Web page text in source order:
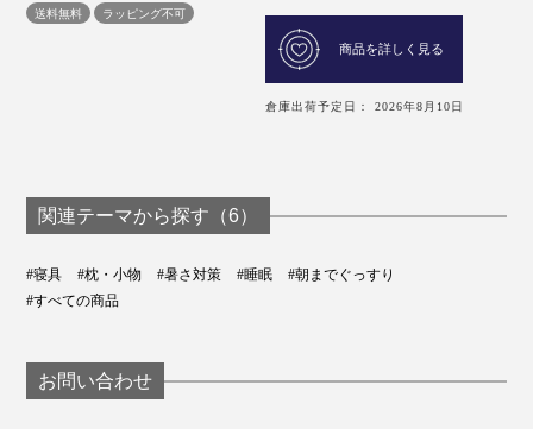
送料無料 ラッピング不可
商品を詳しく見る
倉庫出荷予定日： 2026年8月10日
関連テーマから探す（6）
#寝具 #枕・小物 #暑さ対策 #睡眠
#朝までぐっすり
#すべての商品
お問い合わせ